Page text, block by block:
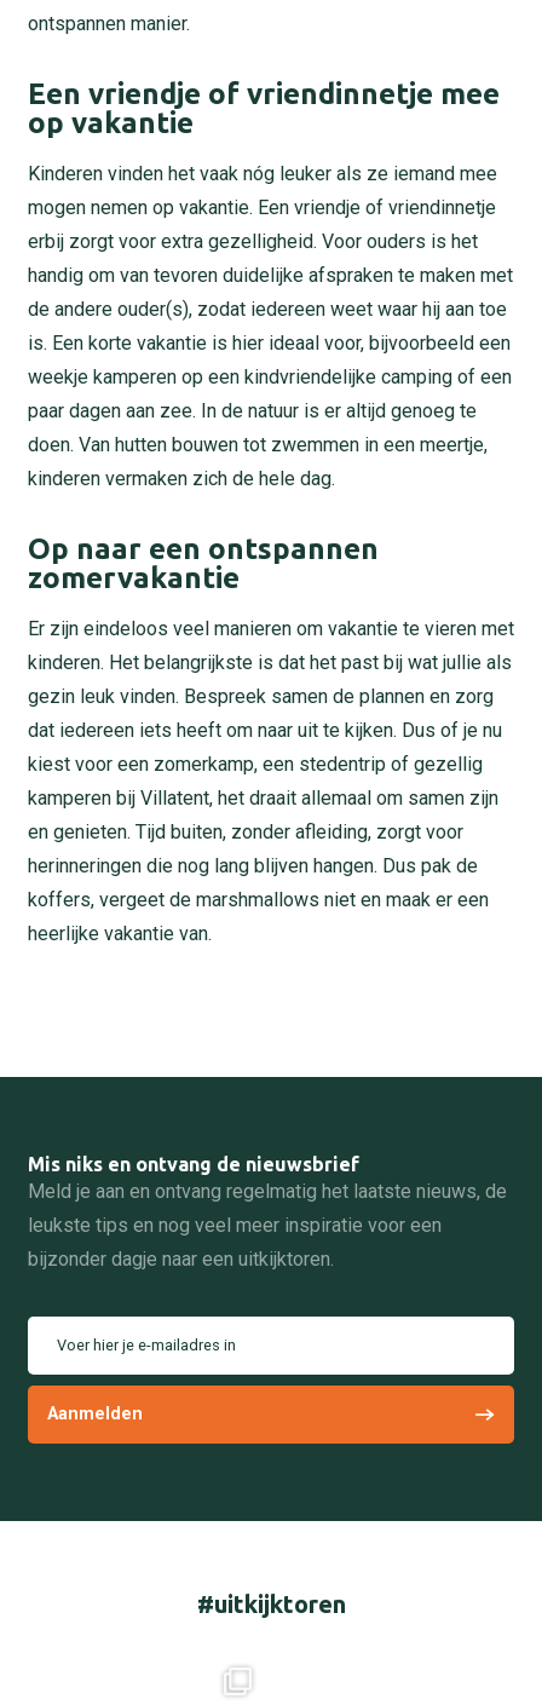
ontspannen manier.
Een vriendje of vriendinnetje mee
op vakantie
Kinderen vinden het vaak nóg leuker als ze iemand mee
mogen nemen op vakantie. Een vriendje of vriendinnetje
erbij zorgt voor extra gezelligheid. Voor ouders is het
handig om van tevoren duidelijke afspraken te maken met
de andere ouder(s), zodat iedereen weet waar hij aan toe
is. Een korte vakantie is hier ideaal voor, bijvoorbeeld een
weekje kamperen op een kindvriendelijke camping of een
paar dagen aan zee. In de natuur is er altijd genoeg te
doen. Van hutten bouwen tot zwemmen in een meertje,
kinderen vermaken zich de hele dag.
Op naar een ontspannen
zomervakantie
Er zijn eindeloos veel manieren om vakantie te vieren met
kinderen. Het belangrijkste is dat het past bij wat jullie als
gezin leuk vinden. Bespreek samen de plannen en zorg
dat iedereen iets heeft om naar uit te kijken. Dus of je nu
kiest voor een zomerkamp, een stedentrip of gezellig
kamperen bij Villatent, het draait allemaal om samen zijn
en genieten. Tijd buiten, zonder afleiding, zorgt voor
herinneringen die nog lang blijven hangen. Dus pak de
koffers, vergeet de marshmallows niet en maak er een
heerlijke vakantie van.
Mis niks en ontvang de nieuwsbrief
Meld je aan en ontvang regelmatig het laatste nieuws, de
leukste tips en nog veel meer inspiratie voor een
bijzonder dagje naar een uitkijktoren.
Voer hier je e-mailadres in
#uitkijktoren